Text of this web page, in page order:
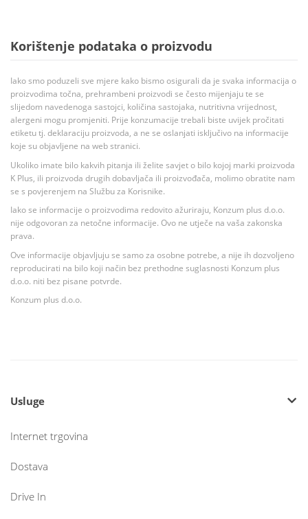
Korištenje podataka o proizvodu
Iako smo poduzeli sve mjere kako bismo osigurali da je svaka informacija o
proizvodima točna, prehrambeni proizvodi se često mijenjaju te se
slijedom navedenoga sastojci, količina sastojaka, nutritivna vrijednost,
alergeni mogu promjeniti. Prije konzumacije trebali biste uvijek pročitati
etiketu tj. deklaraciju proizvoda, a ne se oslanjati isključivo na informacije
koje su objavljene na web stranici.
Ukoliko imate bilo kakvih pitanja ili želite savjet o bilo kojoj marki proizvoda
K Plus, ili proizvoda drugih dobavljača ili proizvođača, molimo obratite nam
se s povjerenjem na Službu za Korisnike.
Iako se informacije o proizvodima redovito ažuriraju, Konzum plus d.o.o.
nije odgovoran za netočne informacije. Ovo ne utječe na vaša zakonska
prava.
Ove informacije objavljuju se samo za osobne potrebe, a nije ih dozvoljeno
reproducirati na bilo koji način bez prethodne suglasnosti Konzum plus
d.o.o. niti bez pisane potvrde.
Konzum plus d.o.o.
Usluge
Internet trgovina
Dostava
Drive In